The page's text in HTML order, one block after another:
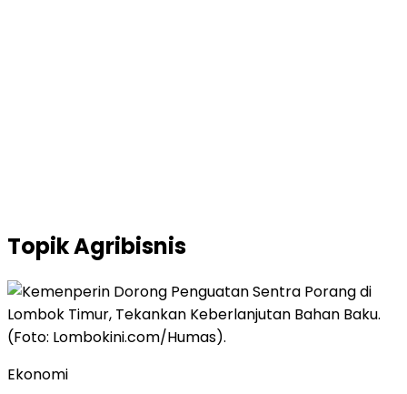
TopikAgribisnis
Ekonomi